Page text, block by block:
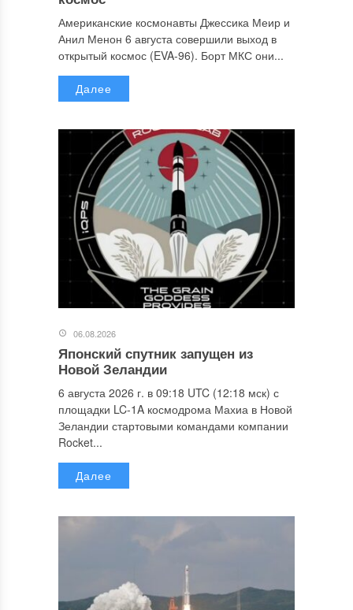
Американские космонавты Джессика Меир и
Анил Менон 6 августа совершили выход в
открытый космос (EVA-96). Борт МКС они...
Далее
06.08.2026
Японский спутник запущен из
Новой Зеландии
6 августа 2026 г. в 09:18 UTC (12:18 мск) с
площадки LC-1A космодрома Махиа в Новой
Зеландии стартовыми командами компании
Rocket...
Далее